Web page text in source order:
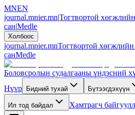
MNEN
journal.mnier.mn|Тогтвортой
сан|Medle
Холбоос
journal.mnier.mnТогтвортой
санMedle
Боловсролын судалгааны үндэсний
Нүүр
Бидний тухай Бүтээгдэхүүн
Ил тод байдал Хамтрагч